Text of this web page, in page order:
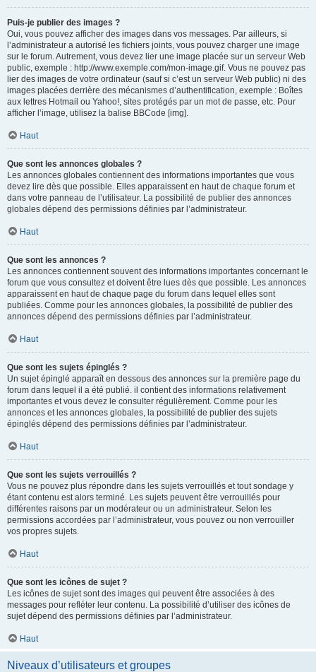
Puis-je publier des images ?
Oui, vous pouvez afficher des images dans vos messages. Par ailleurs, si
l’administrateur a autorisé les fichiers joints, vous pouvez charger une image
sur le forum. Autrement, vous devez lier une image placée sur un serveur Web
public, exemple : http://www.exemple.com/mon-image.gif. Vous ne pouvez pas
lier des images de votre ordinateur (sauf si c’est un serveur Web public) ni des
images placées derrière des mécanismes d’authentification, exemple : Boîtes
aux lettres Hotmail ou Yahoo!, sites protégés par un mot de passe, etc. Pour
afficher l’image, utilisez la balise BBCode [img].
Haut
Que sont les annonces globales ?
Les annonces globales contiennent des informations importantes que vous
devez lire dès que possible. Elles apparaissent en haut de chaque forum et
dans votre panneau de l’utilisateur. La possibilité de publier des annonces
globales dépend des permissions définies par l’administrateur.
Haut
Que sont les annonces ?
Les annonces contiennent souvent des informations importantes concernant le
forum que vous consultez et doivent être lues dès que possible. Les annonces
apparaissent en haut de chaque page du forum dans lequel elles sont
publiées. Comme pour les annonces globales, la possibilité de publier des
annonces dépend des permissions définies par l’administrateur.
Haut
Que sont les sujets épinglés ?
Un sujet épinglé apparaît en dessous des annonces sur la première page du
forum dans lequel il a été publié. il contient des informations relativement
importantes et vous devez le consulter régulièrement. Comme pour les
annonces et les annonces globales, la possibilité de publier des sujets
épinglés dépend des permissions définies par l’administrateur.
Haut
Que sont les sujets verrouillés ?
Vous ne pouvez plus répondre dans les sujets verrouillés et tout sondage y
étant contenu est alors terminé. Les sujets peuvent être verrouillés pour
différentes raisons par un modérateur ou un administrateur. Selon les
permissions accordées par l’administrateur, vous pouvez ou non verrouiller
vos propres sujets.
Haut
Que sont les icônes de sujet ?
Les icônes de sujet sont des images qui peuvent être associées à des
messages pour refléter leur contenu. La possibilité d’utiliser des icônes de
sujet dépend des permissions définies par l’administrateur.
Haut
Niveaux d’utilisateurs et groupes